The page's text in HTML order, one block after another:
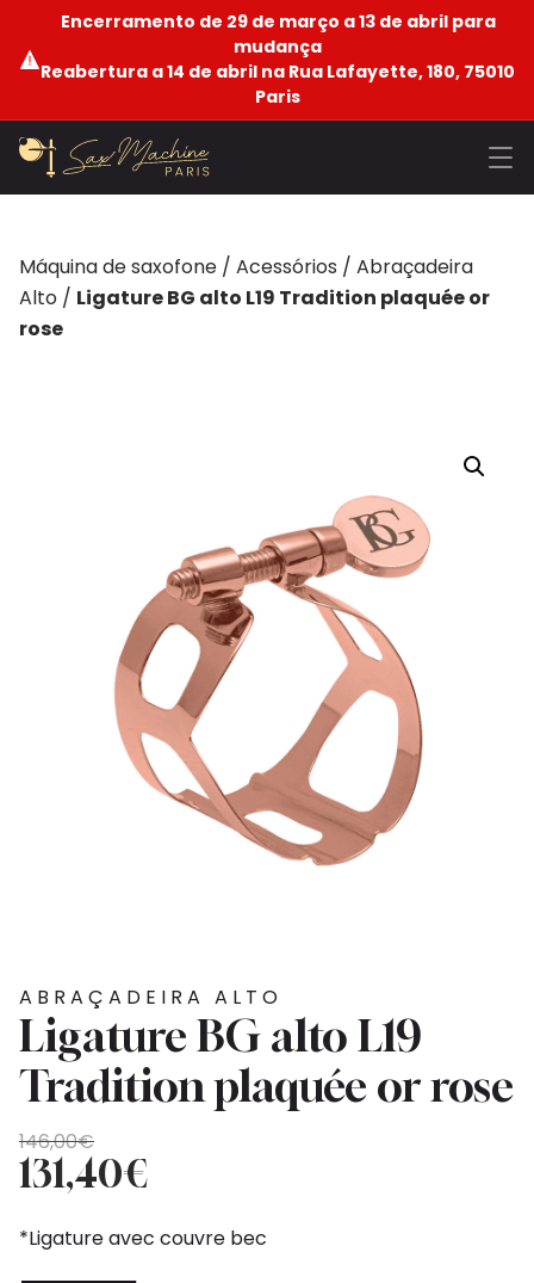
Encerramento de 29 de março a 13 de abril para
mudança
Reabertura a 14 de abril na Rua Lafayette, 180, 75010
Paris
Máquina de saxofone / Acessórios / Abraçadeira
Alto / Ligature BG alto L19 Tradition plaquée or
rose
ABRAÇADEIRA ALTO
Ligature BG alto L19
Tradition plaquée or rose
146,00€
O
preço
original
era:
146,00€.
131,40€
O
preço
atual
é:
131,40€.
*Ligature avec couvre bec